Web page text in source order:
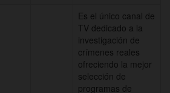
Es el único canal de
TV dedicado a la
investigación de
crímenes reales
ofreciendo la mejor
selección de
programas de